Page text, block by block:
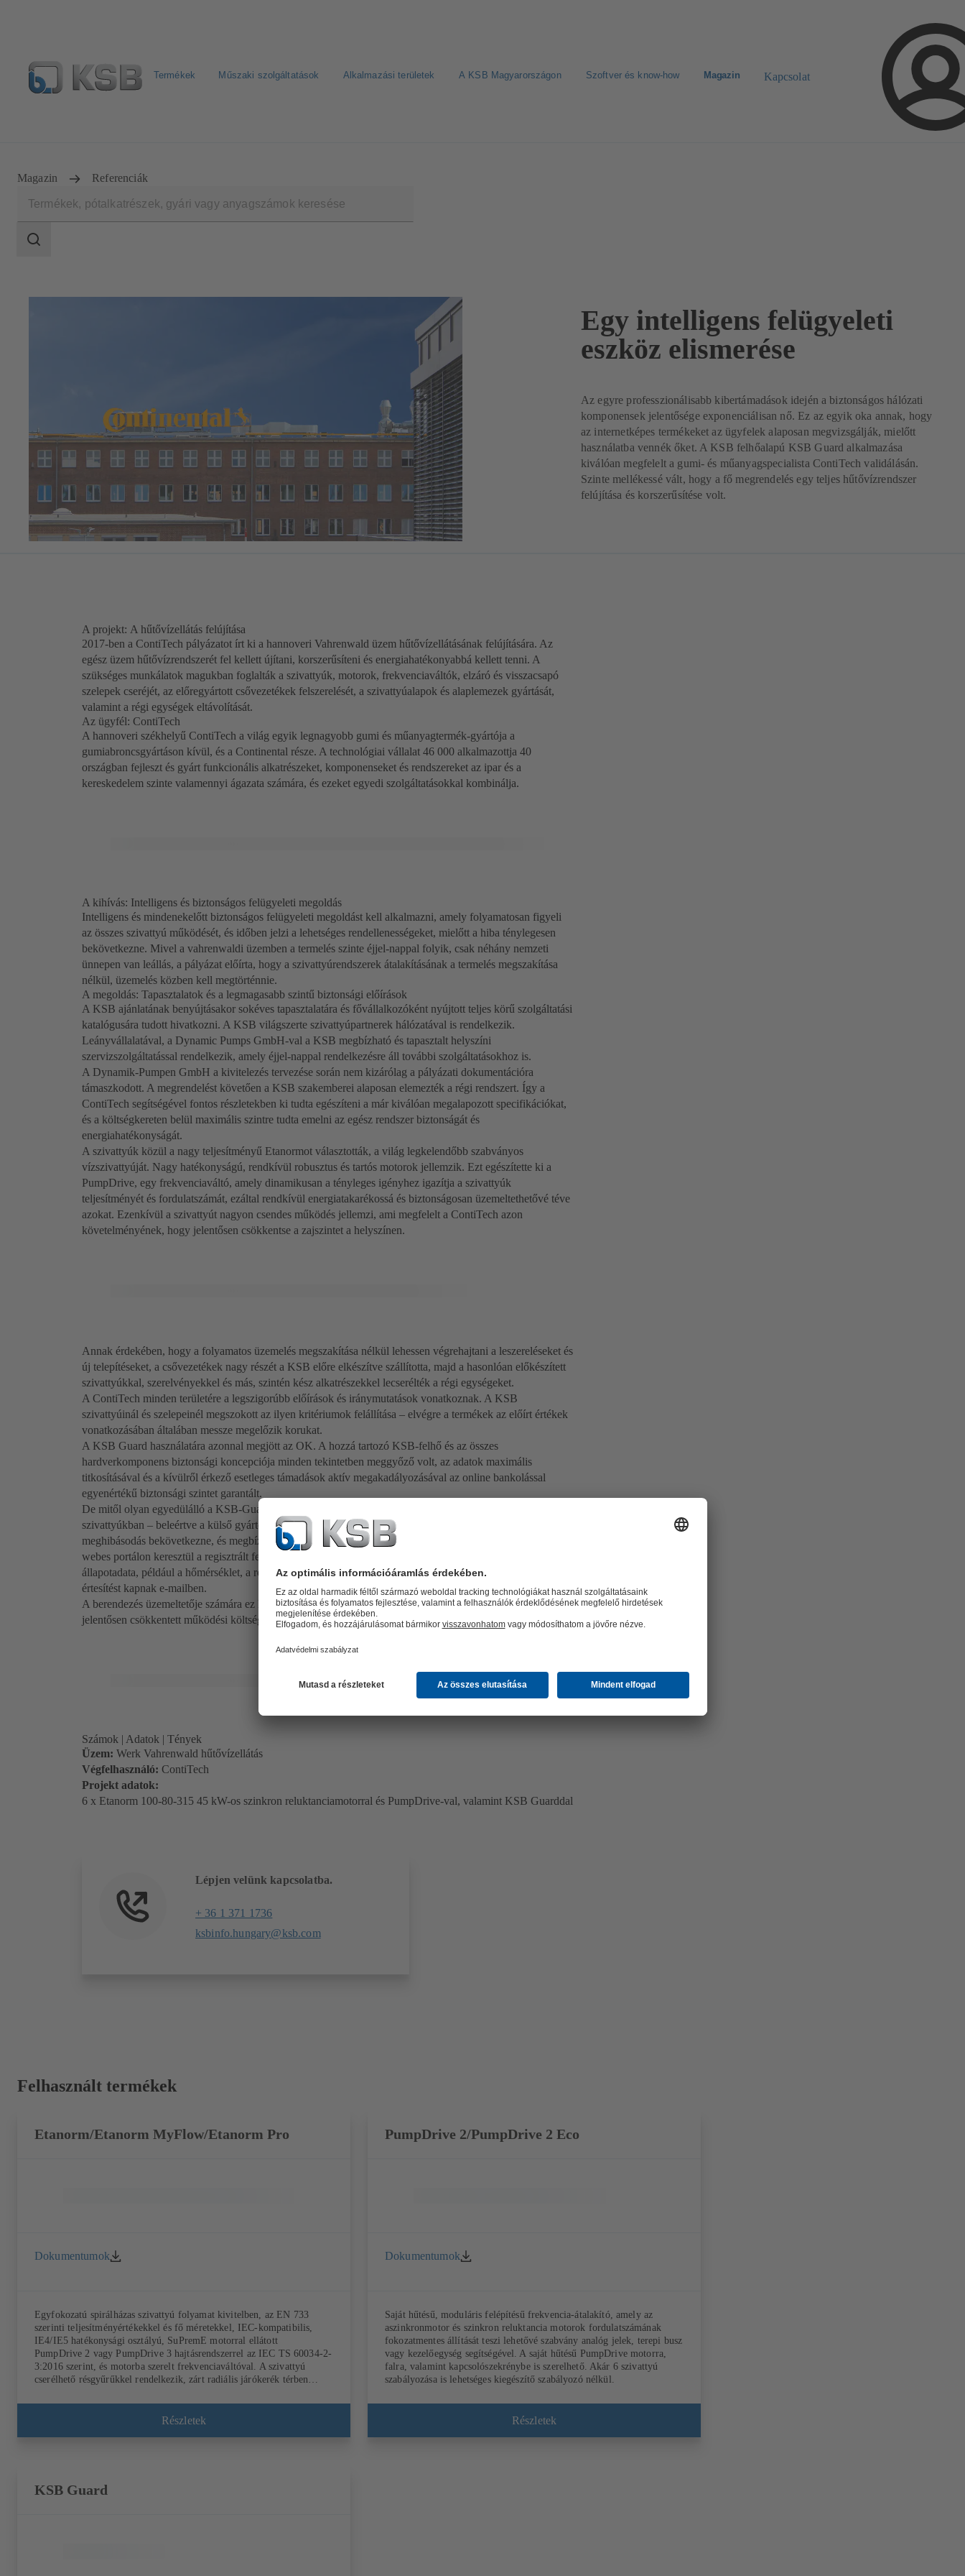
Termékek Műszaki szolgáltatások Alkalmazási területek A KSB Magyarországon Szoftver és know-how Magazin Kapcsolat
Magazin Referenciák
tartomány
Keresési
Egy intelligens felügyeleti
eszköz elismerése
Az egyre professzionálisabb kibertámadások idején a biztonságos hálózati
komponensek jelentősége exponenciálisan nő. Ez az egyik oka annak, hogy
az internetképes termékeket az ügyfelek alaposan megvizsgálják, mielőtt
használatba vennék őket. A KSB felhőalapú KSB Guard alkalmazása
kiválóan megfelelt a gumi- és műanyagspecialista ContiTech validálásán.
Szinte mellékessé vált, hogy a fő megrendelés egy teljes hűtővízrendszer
felújítása és korszerűsítése volt.
A projekt: A hűtővízellátás felújítása
2017-ben a ContiTech pályázatot írt ki a hannoveri Vahrenwald üzem hűtővízellátásának felújítására. Az
egész üzem hűtővízrendszerét fel kellett újítani, korszerűsíteni és energiahatékonyabbá kellett tenni. A
szükséges munkálatok magukban foglalták a szivattyúk, motorok, frekvenciaváltók, elzáró és visszacsapó
szelepek cseréjét, az előregyártott csővezetékek felszerelését, a szivattyúalapok és alaplemezek gyártását,
valamint a régi egységek eltávolítását.
Az ügyfél: ContiTech
A hannoveri székhelyű ContiTech a világ egyik legnagyobb gumi és műanyagtermék-gyártója a
gumiabroncsgyártáson kívül, és a Continental része. A technológiai vállalat 46 000 alkalmazottja 40
országban fejleszt és gyárt funkcionális alkatrészeket, komponenseket és rendszereket az ipar és a
kereskedelem szinte valamennyi ágazata számára, és ezeket egyedi szolgáltatásokkal kombinálja.
A kihívás: Intelligens és biztonságos felügyeleti megoldás
Intelligens és mindenekelőtt biztonságos felügyeleti megoldást kell alkalmazni, amely folyamatosan figyeli
az összes szivattyú működését, és időben jelzi a lehetséges rendellenességeket, mielőtt a hiba ténylegesen
bekövetkezne. Mivel a vahrenwaldi üzemben a termelés szinte éjjel-nappal folyik, csak néhány nemzeti
ünnepen van leállás, a pályázat előírta, hogy a szivattyúrendszerek átalakításának a termelés megszakítása
nélkül, üzemelés közben kell megtörténnie.
A megoldás: Tapasztalatok és a legmagasabb szintű biztonsági előírások
A KSB ajánlatának benyújtásakor sokéves tapasztalatára és fővállalkozóként nyújtott teljes körű szolgáltatási
katalógusára tudott hivatkozni. A KSB világszerte szivattyúpartnerek hálózatával is rendelkezik.
Leányvállalatával, a Dynamic Pumps GmbH-val a KSB megbízható és tapasztalt helyszíni
szervizszolgáltatással rendelkezik, amely éjjel-nappal rendelkezésre áll további szolgáltatásokhoz is.
A Dynamik-Pumpen GmbH a kivitelezés tervezése során nem kizárólag a pályázati dokumentációra
támaszkodott. A megrendelést követően a KSB szakemberei alaposan elemezték a régi rendszert. Így a
ContiTech segítségével fontos részletekben ki tudta egészíteni a már kiválóan megalapozott specifikációkat,
és a költségkereten belül maximális szintre tudta emelni az egész rendszer biztonságát és
energiahatékonyságát.
A szivattyúk közül a nagy teljesítményű Etanormot választották, a világ legkelendőbb szabványos
vízszivattyúját. Nagy hatékonyságú, rendkívül robusztus és tartós motorok jellemzik. Ezt egészítette ki a
PumpDrive, egy frekvenciaváltó, amely dinamikusan a tényleges igényhez igazítja a szivattyúk
teljesítményét és fordulatszámát, ezáltal rendkívül energiatakarékossá és biztonságosan üzemeltethetővé téve
azokat. Ezenkívül a szivattyút nagyon csendes működés jellemzi, ami megfelelt a ContiTech azon
követelményének, hogy jelentősen csökkentse a zajszintet a helyszínen.
Annak érdekében, hogy a folyamatos üzemelés megszakítása nélkül lehessen végrehajtani a leszereléseket és
új telepítéseket, a csővezetékek nagy részét a KSB előre elkészítve szállította, majd a hasonlóan előkészített
szivattyúkkal, szerelvényekkel és más, szintén kész alkatrészekkel lecserélték a régi egységeket.
A ContiTech minden területére a legszigorúbb előírások és iránymutatások vonatkoznak. A KSB
szivattyúinál és szelepeinél megszokott az ilyen kritériumok felállítása – elvégre a termékek az előírt értékek
vonatkozásában általában messze megelőzik korukat.
A KSB Guard használatára azonnal megjött az OK. A hozzá tartozó KSB-felhő és az összes
hardverkomponens biztonsági koncepciója minden tekintetben meggyőző volt, az adatok maximális
titkosításával és a kívülről érkező esetleges támadások aktív megakadályozásával az online bankolással
egyenértékű biztonsági szintet garantált.
De mitől olyan egyedülálló a KSB-Guard? Az innovatív és könnyen telepíthető érzékelőtechnológia észleli a
szivattyúkban – beleértve a külső gyártók szivattyúit is – előforduló rendellenességeket, mielőtt bármilyen
meghibásodás bekövetkezne, és megbízhatóan megelőzi a nagyobb károkat és meghibásodásokat. Egy
webes portálon keresztül a regisztrált felhasználóknak éjjel-nappal rendelkezésükre áll a szivattyúk összes
állapotadata, például a hőmérséklet, a rezgések és a terhelés állapota, és bármilyen eltérés esetén azonnal
értesítést kapnak e-mailben.
A berendezés üzemeltetője számára ez kiszámítható és kevesebb állásidőt, jobb karbantartási stratégiákat és
jelentősen csökkentett működési költségeket eredményez, viszonylag alacsony befektetés mellett.
Számok | Adatok | Tények
Üzem: Werk Vahrenwald hűtővízellátás
Végfelhasználó: ContiTech
Projekt adatok:
6 x Etanorm 100-80-315 45 kW-os szinkron reluktanciamotorral és PumpDrive-val, valamint KSB Guarddal
Lépjen velünk kapcsolatba.
+ 36 1 371 1736
ksbinfo.hungary@ksb.com
Felhasznált termékek
Etanorm/Etanorm MyFlow/Etanorm Pro
Dokumentumok
Egyfokozatú spirálházas szivattyú folyamat kivitelben, az EN 733
szerinti teljesítményértékekkel és fő méretekkel, IEC-kompatibilis,
IE4/IE5 hatékonysági osztályú, SuPremE motorral ellátott
PumpDrive 2 vagy PumpDrive 3 hajtásrendszerrel az IEC TS 60034-2-
3:2016 szerint, és motorba szerelt frekvenciaváltóval. A szivattyú
cserélhető résgyűrűkkel rendelkezik, zárt radiális járókerék térben
EN 12756 szabvány szerint, a tengelyeket a tengelytömítés területén
cserélhető tengelyvédő hüvellyel látták el. A technológiai folyamatba
DIN V 42673 (07-2011) szabvány szerint. ATEX kivitel elérhető. Jóval
az ErP-szabályozások hatékonysági követelményei előtt.
Részletek
PumpDrive 2/PumpDrive 2 Eco
Dokumentumok
Saját hűtésű, moduláris felépítésű frekvencia-átalakító, amely az
aszinkronmotor és szinkron reluktancia motorok fordulatszámának
fokozatmentes állítását teszi lehetővé szabvány analóg jelek, terepi busz
vagy kezelőegység segítségével. A saját hűtésű PumpDrive motorra,
falra, valamint kapcsolószekrénybe is szerelhető. Akár 6 szivattyú
szabályozása is lehetséges kiegészítő szabályozó nélkül.
Részletek
KSB Guard